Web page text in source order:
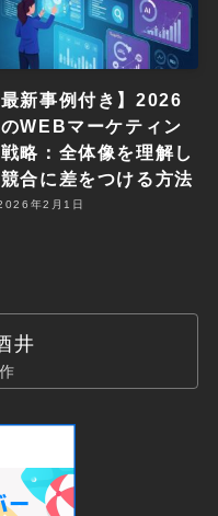
最新事例付き】2026
WEBマーケティン
略：全体像を理解し
合に差をつける方法
年2月1日
井